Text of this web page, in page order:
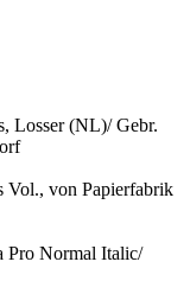
Losser (NL)/ Gebr.
Vol., von Papierfabrik
Pro Normal Italic/